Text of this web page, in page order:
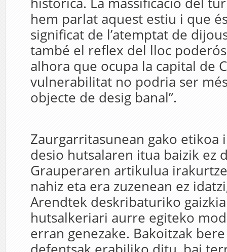
hem parlat aquest estiu i que
signiﬁcat de l’atemptat de
també el reﬂex del lloc
alhora que ocupa la capital de
vulnerabilitat no podria ser
objecte de desig banal”.
Zaurgarritasunean gako etikoa
desio hutsalaren itua baizik ez
Grauperaren artikulua
nahiz eta era zuzenean ez
Arendtek deskribaturiko
hutsalkeriari aurre egiteko
erran genezake. Bakoitzak